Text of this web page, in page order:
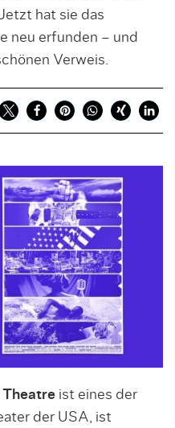
hat sie das
neu erfunden – und
Verweis.
Theatre ist eines der
der USA, ist